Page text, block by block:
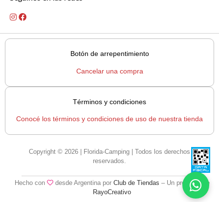
Botón de arrepentimiento
Cancelar una compra
Términos y condiciones
Conocé los términos y condiciones de uso de nuestra tienda
Copyright © 2026 | Florida-Camping | Todos los derechos
reservados.
Hecho con desde Argentina por Club de Tiendas – Un producto de
RayoCreativo